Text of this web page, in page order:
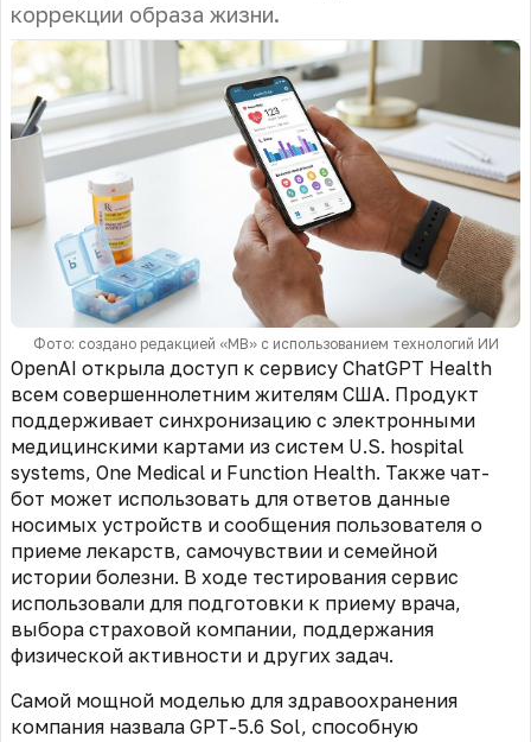
коррекции образа жизни.
Фото: создано редакцией «МВ» с использованием технологий ИИ
OpenAI открыла доступ к сервису ChatGPT Health
всем совершеннолетним жителям США. Продукт
поддерживает синхронизацию с электронными
медицинскими картами из систем U.S. hospital
systems, One Medical и Function Health. Также чат-
бот может использовать для ответов данные
носимых устройств и сообщения пользователя о
приеме лекарств, самочувствии и семейной
истории болезни. В ходе тестирования сервис
использовали для подготовки к приему врача,
выбора страховой компании, поддержания
физической активности и других задач.
Самой мощной моделью для здравоохранения
компания назвала GPT-5.6 Sol, способную